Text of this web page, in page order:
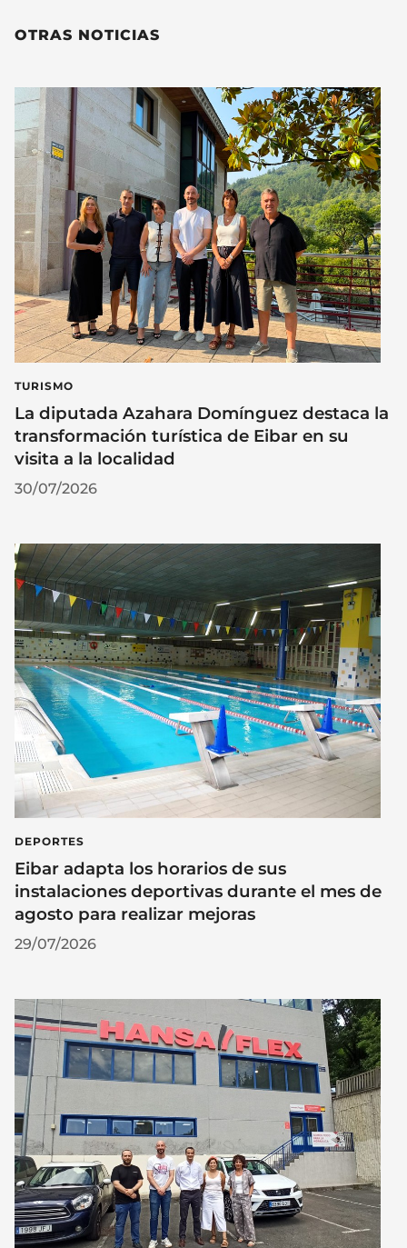
OTRAS NOTICIAS
TURISMO
La diputada Azahara Domínguez destaca la
transformación turística de Eibar en su
visita a la localidad
30/07/2026
DEPORTES
Eibar adapta los horarios de sus
instalaciones deportivas durante el mes de
agosto para realizar mejoras
29/07/2026